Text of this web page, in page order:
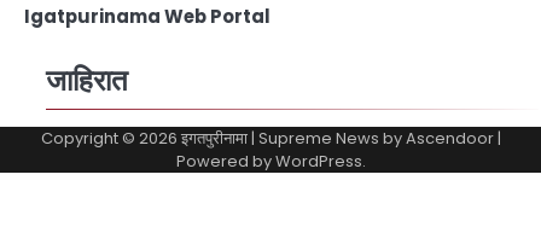
Igatpurinama Web Portal
जाहिरात
Copyright © 2026 इगतपुरीनामा| Supreme News byAscendoor|
Powered byWordPress.